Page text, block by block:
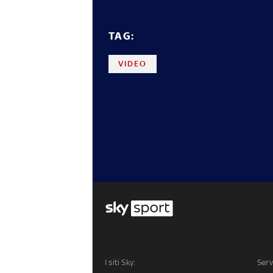
TAG:
VIDEO
I siti Sky: